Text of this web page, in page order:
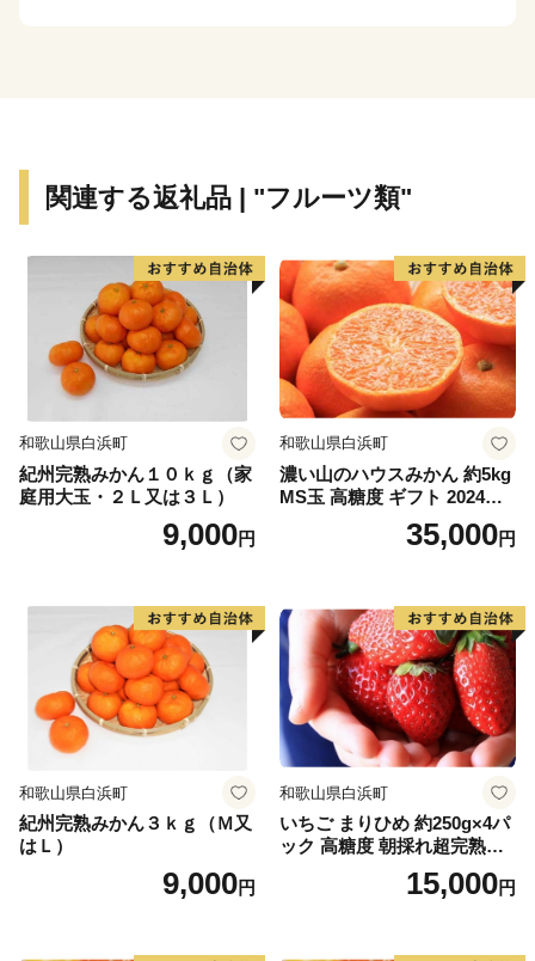
関連する返礼品 | "フルーツ類"
和歌山県白浜町
紀州完熟みかん１０ｋｇ（家
庭用大玉・２Ｌ又は３Ｌ）
9,000円
和歌山県白浜町
濃い山のハウスみかん 約5kg
MS玉 高糖度 ギフト 2024年7
35,000円
和歌山県白浜町
紀州完熟みかん３ｋｇ（Ｍ又
はＬ）
9,000円
和歌山県白浜町
いちご まりひめ 約250g×4パ
ック 高糖度 朝採れ超完熟ま
りひめ 1月以降発送分15,000円